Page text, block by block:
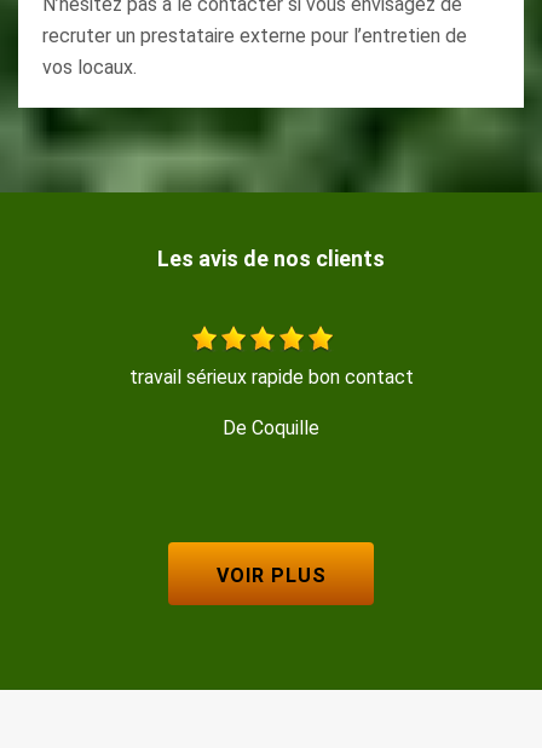
recruter un prestataire externe pour l’entretien de
vos locaux.
Les avis de nos clients
Entreprise sérieuse et réactive, je recommande !!
De Marine
VOIR PLUS